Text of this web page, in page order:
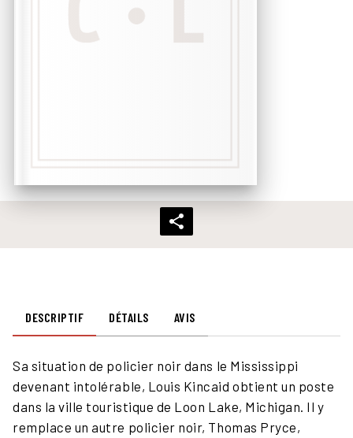
DESCRIPTIF DÉTAILS AVIS
Sa situation de policier noir dans le Mississippi
devenant intolérable, Louis Kincaid obtient un poste
dans la ville touristique de Loon Lake, Michigan. Il y
remplace un autre policier noir, Thomas Pryce,